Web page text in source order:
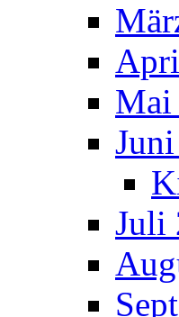
Mai
Juli